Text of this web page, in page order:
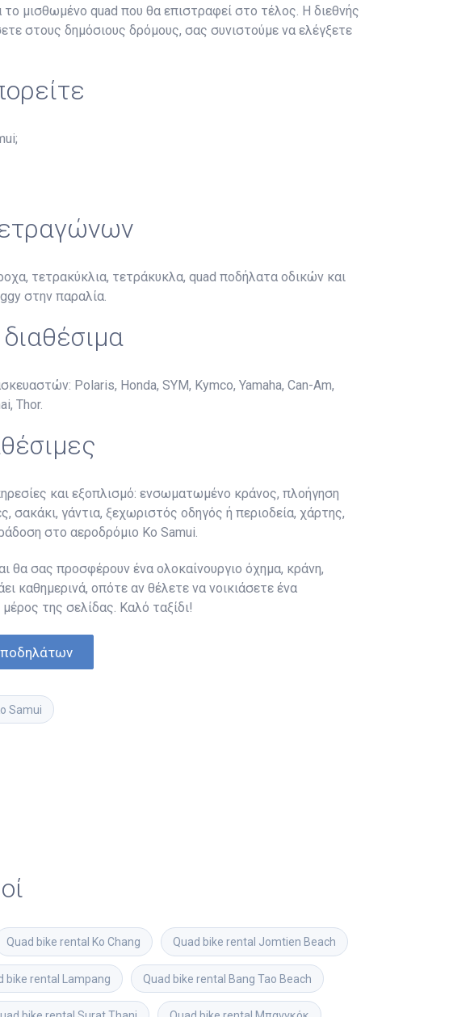
το μισθωμένο quad που θα επιστραφεί στο τέλος. Η διεθνής
στους δημόσιους δρόμους, σας συνιστούμε να ελέγξετε
τετρακύκλια, τετράκυκλα, quad ποδήλατα οδικών και
στην παραλία.
Polaris, Honda, SYM, Kymco, Yamaha, Can-Am,
Thor.
και εξοπλισμό: ενσωματωμένο κράνος, πλοήγηση
σακάκι, γάντια, ξεχωριστός οδηγός ή περιοδεία, χάρτης,
στο αεροδρόμιο Ko Samui.
θα σας προσφέρουν ένα ολοκαίνουργιο όχημα, κράνη,
καθημερινά, οπότε αν θέλετε να νοικιάσετε ένα
της σελίδας. Καλό ταξίδι!
ποδηλάτων
Samui
Quad bike rental Ko Chang Quad bike rental Jomtien Beach
bike rental Lampang Quad bike rental Bang Tao Beach